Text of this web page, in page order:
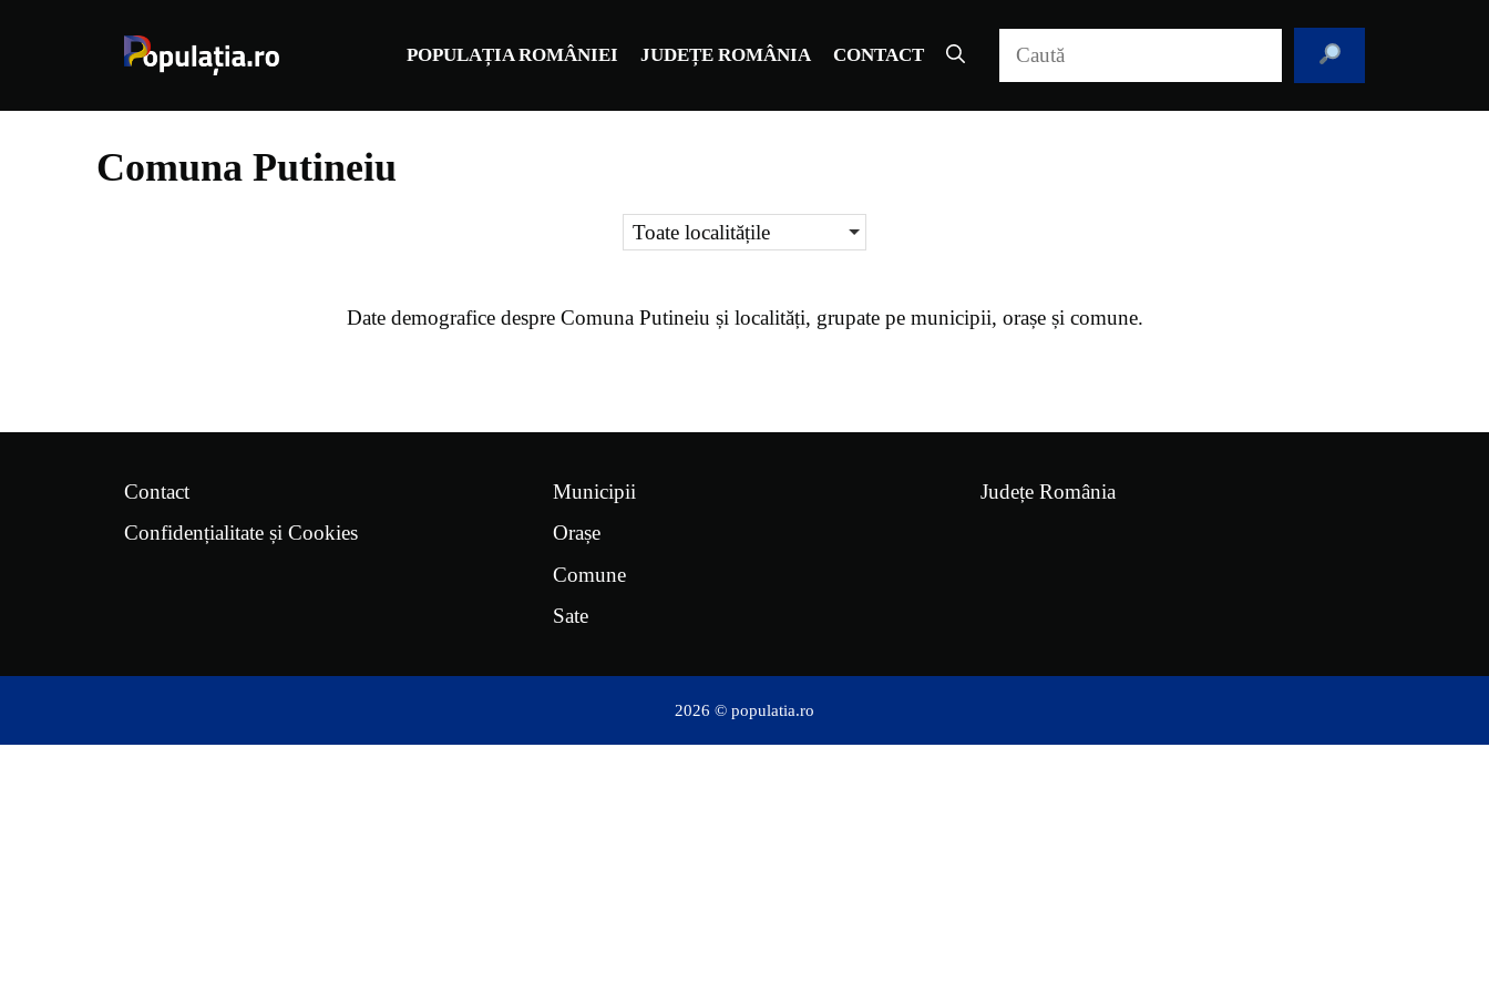
POPULAȚIA ROMÂNIEI JUDEȚE ROMÂNIA CONTACT
Comuna Putineiu
Toate localitățile
Date demografice despre Comuna Putineiu și localități, grupate pe municipii, orașe și comune.
Contact
Confidențialitate și Cookies
Municipii
Orașe
Comune
Sate
Județe România
2026 © populatia.ro